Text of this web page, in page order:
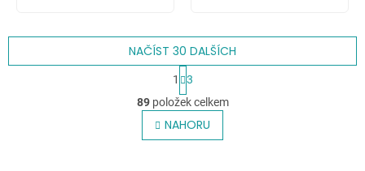
O
v
l
á
NAČÍST 30 DALŠÍCH
S
t
r
á
n
k
1
3
89položek celkem
NAHORU